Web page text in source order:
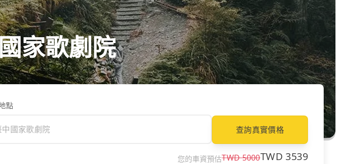
家歌劇院
點
查詢真實價格
您的車資預估TWD5000TWD 3539